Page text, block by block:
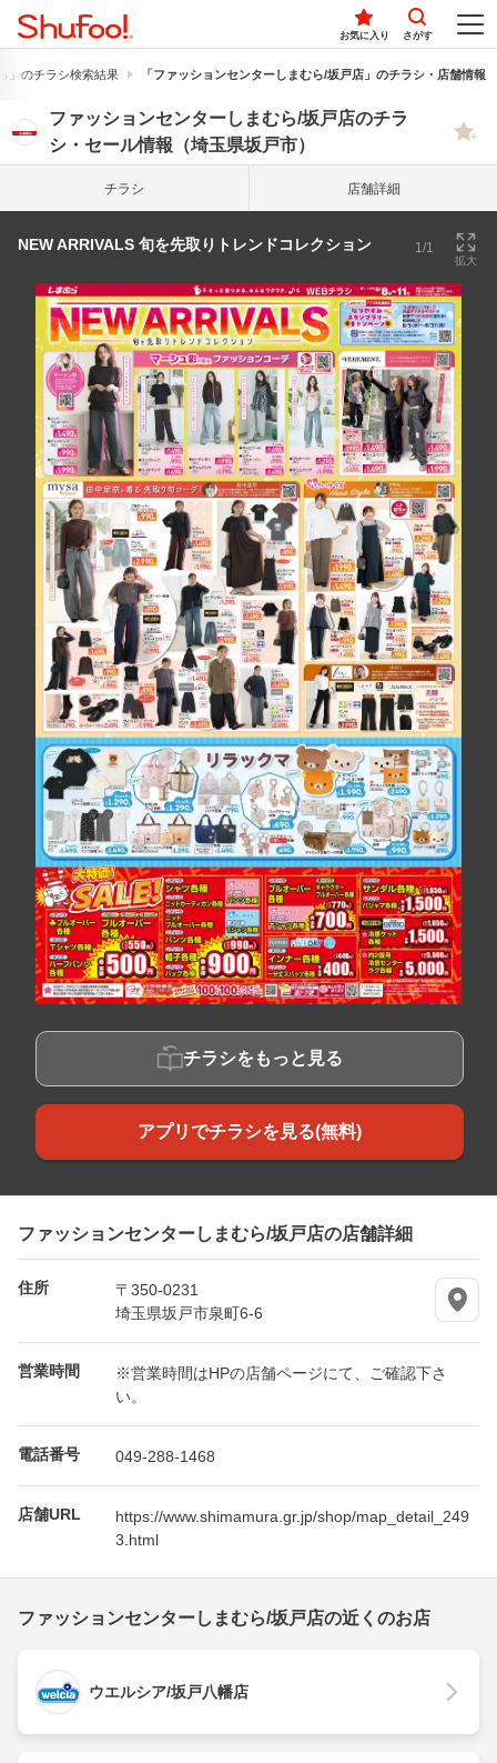
お気に入り さがす
」のチラシ検索結果 「ファッションセンターしまむら/坂戸店」のチラシ・店舗情報
ファッションセンターしまむら/坂戸店のチラ
シ・セール情報（埼玉県坂戸市）
チラシ 店舗詳細
NEW ARRIVALS 旬を先取りトレンドコレクション 1/1
拡大
チラシをもっと見る
アプリでチラシを見る(無料)
ファッションセンターしまむら/坂戸店の店舗詳細
住所
〒350-0231
埼玉県坂戸市泉町6-6
営業時間
※営業時間はHPの店舗ページにて、ご確認下さ
い。
電話番号 049-288-1468
店舗URL
https://www.shimamura.gr.jp/shop/map_detail_249
3.html
ファッションセンターしまむら/坂戸店の近くのお店
ウエルシア/坂戸八幡店